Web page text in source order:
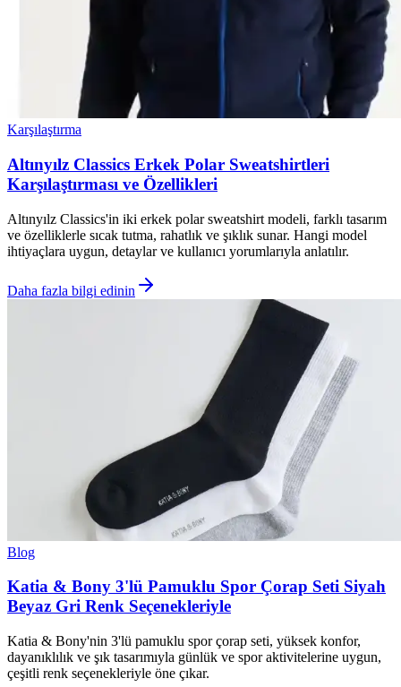
Karşılaştırma
Altınyılz Classics Erkek Polar Sweatshirtleri
Karşılaştırması ve Özellikleri
Altınyılz Classics'in iki erkek polar sweatshirt modeli, farklı tasarım
ve özelliklerle sıcak tutma, rahatlık ve şıklık sunar. Hangi model
ihtiyaçlara uygun, detaylar ve kullanıcı yorumlarıyla anlatılır.
Daha fazla bilgi edinin
Blog
Katia & Bony 3'lü Pamuklu Spor Çorap Seti Siyah
Beyaz Gri Renk Seçenekleriyle
Katia & Bony'nin 3'lü pamuklu spor çorap seti, yüksek konfor,
dayanıklılık ve şık tasarımıyla günlük ve spor aktivitelerine uygun,
çeşitli renk seçenekleriyle öne çıkar.